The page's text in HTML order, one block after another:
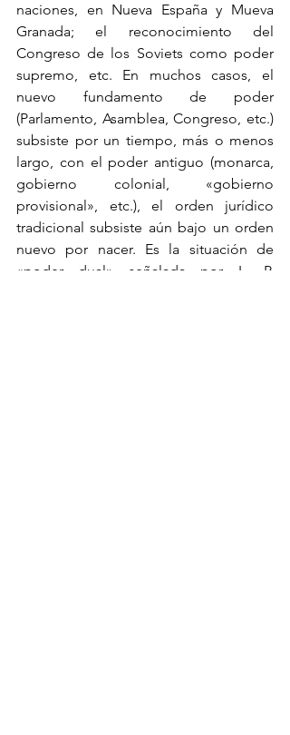
naciones, en Nueva España y Mueva
Granada; el reconocimiento del
Congreso de los Soviets como poder
supremo, etc. En muchos casos, el
nuevo fundamento de poder
(Parlamento, Asamblea, Congreso, etc.)
subsiste por un tiempo, más o menos
largo, con el poder antiguo (monarca,
gobierno colonial, «gobierno
provisional», etc.), el orden jurídico
tradicional subsiste aún bajo un orden
nuevo por nacer. Es la situación de
«poder dual» señalada por L. P.